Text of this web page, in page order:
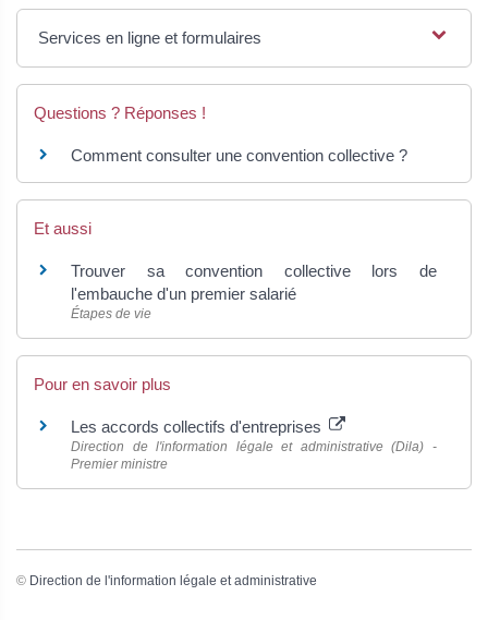
Services en ligne et formulaires
Questions ? Réponses !
Comment consulter une convention collective ?
Et aussi
Trouver sa convention collective lors de
l'embauche d'un premier salarié
Étapes de vie
Pour en savoir plus
Les accords collectifs d'entreprises
Direction de l'information légale et administrative (Dila) -
Premier ministre
© Direction de l'information légale et administrative